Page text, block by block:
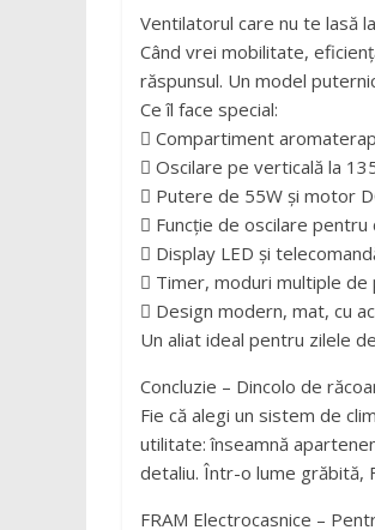
Ventilatorul care nu te lasă
Când vrei mobilitate,
răspunsul. Un model
Ce îl face special:
 Compartiment
 Oscilare pe verticală la
 Putere de 55W și motor
 Funcție de oscilare
 Display LED și
 Timer, moduri multiple de
 Design modern, mat, cu
Un aliat ideal pentru zilele
Concluzie – Dincolo de
Fie că alegi un sistem de
utilitate: înseamnă
detaliu. Într-o lume grăbită,
FRAM Electrocasnice –